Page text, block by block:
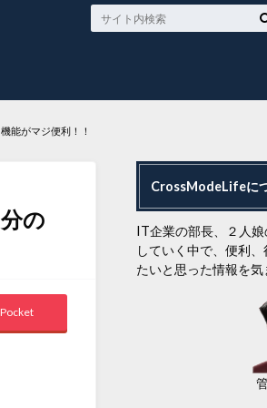
能がマジ便利！！
の
Pocket
CrossModeLifeに
IT企業の部長、２人
していく中で、便利
たいと思った情報を気